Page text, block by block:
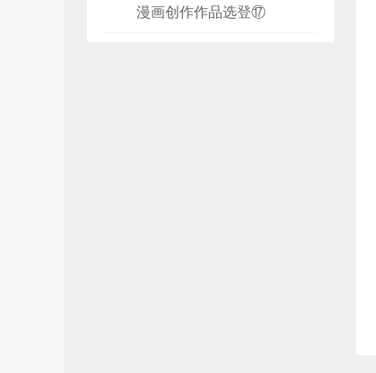
漫画创作作品选登⑰